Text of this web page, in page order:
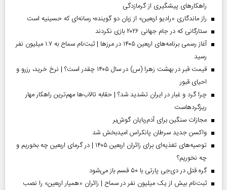
راهکارهای پیشگیری از گرمازدگی
راز ماندگاری «رادیو اربعین» از زبان دو گوینده؛ رسانه‌ای که حسینیه است
ستارگانی که در جام جهانی ۲۰۲۶ بازی نکردند
آغاز رسمی برنامه‌های اربعین ۱۴۰۵ در مرز‌ها | ثبت‌نام سماح به ۱.۷ میلیون نفر
رسید
قیمت قبر در بهشت زهرا (س) در سال ۱۴۰۵ چقدر است؟ | نرخ خرید، رزرو و
احیای قبور
چرا گرد و غبار در ایران تشدید شد؟ | حقابه تالاب‌ها مهم‌ترین راهکار مهار
ریزگردهاست
مجازات سنگین برای آدم‌ربایان گوش‌بر
واکسن جدید سرطان پانکراس امیدبخش شد
توصیه‌های تغذیه‌ای برای زائران اربعین ۱۴۰۵ | در گرمای اربعین چه بخوریم و
چه نخوریم؟
گره قتل در دی‌جی پارتی با ۵۰ قسم باز می‌شود
ثبت‌نام بیش از یک میلیون نفر در سماح | زائران «همیار اربعین» را نصب